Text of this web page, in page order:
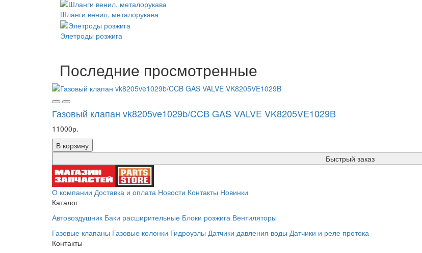
Шланги венил, металорукава
Элетроды розжига
Последние просмотренные
Газовый клапан vk8205ve1029b/CCB GAS VALVE VK8205VE1029B
11000р.
В корзину
Быстрый заказ
О компании Доставка и оплата Новости Контакты Новинки
Каталог
Автовоздушник Баки расширительные Блоки розжига Вентиляторы
Газовые клапаны Газовые колонки Гидроузлы Датчики давления воды Датчики и реле протока
Контакты